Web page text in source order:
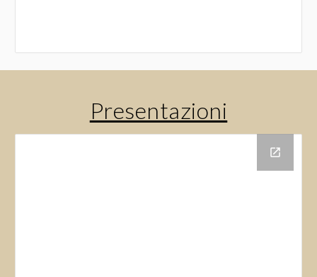
Presentazioni